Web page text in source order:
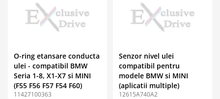
O-ring etansare conducta
ulei - compatibil BMW
Seria 1-8, X1-X7 si MINI
(F55 F56 F57 F54 F60)
11427100363
Senzor nivel ulei
compatibil pentru
modele BMW si MINI
(aplicatii multiple)
12615A740A2